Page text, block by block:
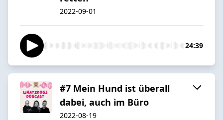
2022-09-01
24:39
#7 Mein Hund ist überall
dabei, auch im Büro
2022-08-19